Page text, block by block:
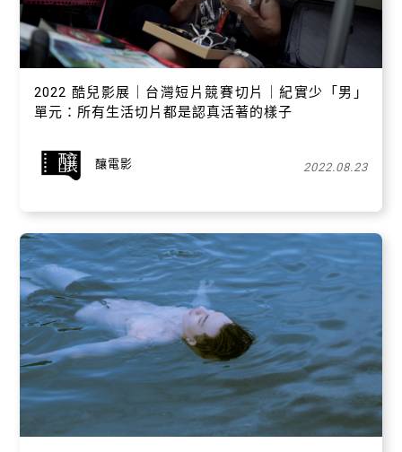
2022 酷兒影展｜台灣短片競賽切片｜紀實少「男」
單元：所有生活切片都是認真活著的樣子
釀電影 2022.08.23